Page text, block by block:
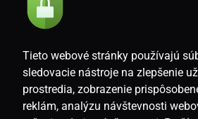
Súhlasím so
SK
Tieto webové stránky používajú
sledovacie nástroje na zlepšenie
prostredia, zobrazenie
reklám, analýzu návštevnosti